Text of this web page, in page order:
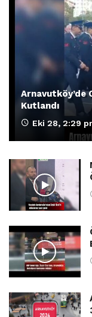
Arnavutköy’de
Kutlandı
Eki 28, 2:29